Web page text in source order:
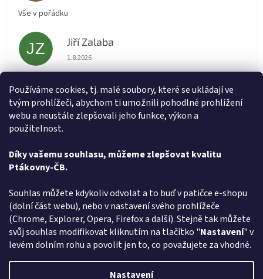
Používáme cookies, tj. malé soubory, které se ukládají ve
tvým prohlížeči, abychom ti umožnili pohodlné prohlížení
webu a neustále zlepšovali jeho funkce, výkon a
použitelnost.
Díky vašemu souhlasu, můžeme zlepšovat kvalitu
Ptákovny-ČB.
Souhlas můžete kdykoliv odvolat a to buď v patičce e-shopu
(dolní část webu), nebo v nastavení svého prohlížeče
(Chrome, Explorer, Opera, Firefox a další). Stejně tak můžete
svůj souhlas modifikovat kliknutím na tlačítko "Nastavení" v
levém dolním rohu a povolit jen to, co považujete za vhodné.
Nastavení
Vše v pořádku
JZ Jiří Zalaba
Hodnocení obchodu je 5 z 5 hvězdiček.
1.8.2026
L Lída
Hodnocení obchodu je 5 z 5 hvězdiček.
31.7.2026
Způsob ověřování recenzí